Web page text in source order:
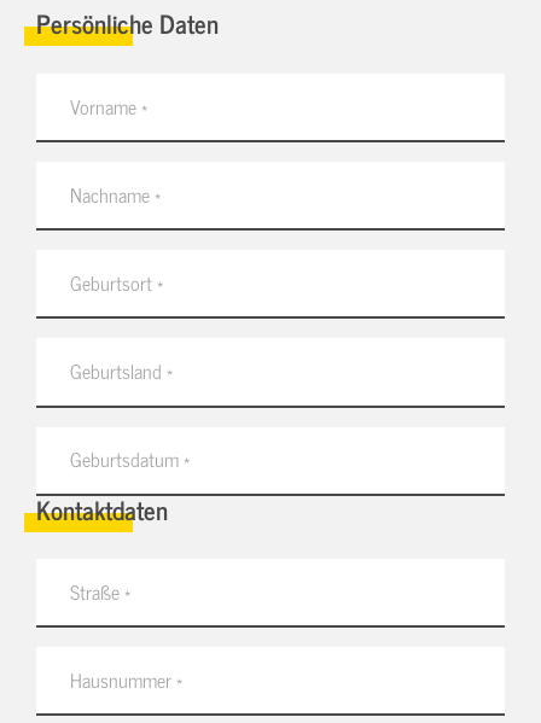
Persönliche Daten
Kontaktdaten